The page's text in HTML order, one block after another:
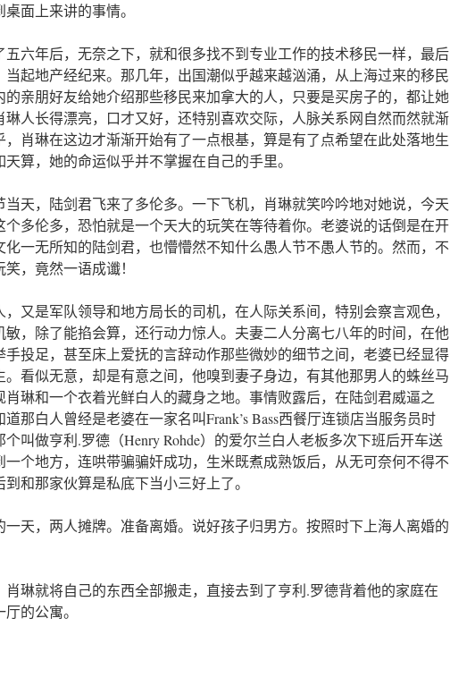
面上来讲的事情。
五六年后，无奈之下，就和很多找不到专业工作的技术移民一样，最后
起地产经纪来。那几年，出国潮似乎越来越汹涌，从上海过来的移民
的亲朋好友给她介绍那些移民来加拿大的人，只要是买房子的，都让她
琳人长得漂亮，口才又好，还特别喜欢交际，人脉关系网自然而然就渐
肖琳在这边才渐渐开始有了一点根基，算是有了点希望在此处落地生
算，她的命运似乎并不掌握在自己的手里。
当天，陆剑君飞来了多伦多。一下飞机，肖琳就笑吟吟地对她说，今天
个多伦多，恐怕就是一个天大的玩笑在等待着你。老婆说的话倒是在开
一无所知的陆剑君，也懵懵然不知什么愚人节不愚人节的。然而，不
，竟然一语成谶！
又是军队领导和地方局长的司机，在人际关系间，特别会察言观色，
敏，除了能掐会算，还行动力惊人。夫妻二人分离七八年的时间，在他
手投足，甚至床上爱抚的言辞动作那些微妙的细节之间，老婆已经显得
。看似无意，却是有意之间，他嗅到妻子身边，有其他那男人的蛛丝马
琳和一个衣着光鲜白人的藏身之地。事情败露后，在陆剑君威逼之
那白人曾经是老婆在一家名叫Frank’s Bass西餐厅连锁店当服务员时
叫做亨利.罗德（Henry Rohde）的爱尔兰白人老板多次下班后开车送
一个地方，连哄带骗骗奸成功，生米既煮成熟饭后，从无可奈何不得不
和那家伙算是私底下当小三好上了。
天，两人摊牌。准备离婚。说好孩子归男方。按照时下上海人离婚的
肖琳就将自己的东西全部搬走，直接去到了亨利.罗德背着他的家庭在
的公寓。